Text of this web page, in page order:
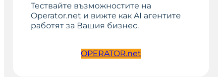
Тествайте възможностите на
Operator.net и вижте как AI агентите
работят за Вашия бизнес.
OPERATOR.net